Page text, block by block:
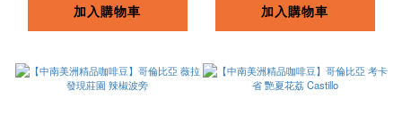
加入購物車 加入購物車